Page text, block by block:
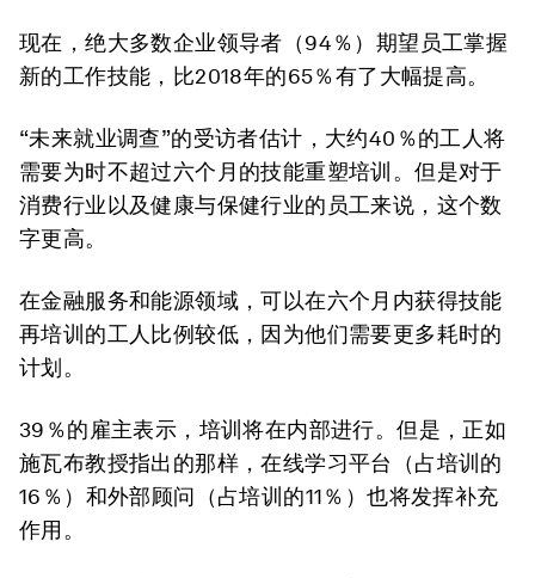
现在，绝大多数企业领导者（94％）期望员工掌握
新的工作技能，比2018年的65％有了大幅提高。
“未来就业调查”的受访者估计，大约40％的工人将
需要为时不超过六个月的技能重塑培训。但是对于
消费行业以及健康与保健行业的员工来说，这个数
字更高。
在金融服务和能源领域，可以在六个月内获得技能
再培训的工人比例较低，因为他们需要更多耗时的
计划。
39％的雇主表示，培训将在内部进行。但是，正如
施瓦布教授指出的那样，在线学习平台（占培训的
16％）和外部顾问（占培训的11％）也将发挥补充
作用。